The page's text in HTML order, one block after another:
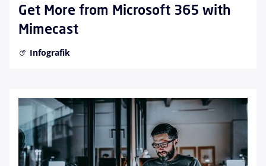
Get More from Microsoft 365 with
Mimecast
Infografik